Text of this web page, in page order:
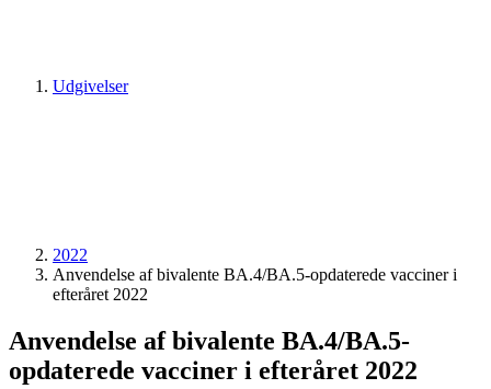
Udgivelser
2022
Anvendelse af bivalente BA.4/BA.5-opdaterede vacciner i
efteråret 2022
Anvendelse af bivalente BA.4/BA.5-
opdaterede vacciner i efteråret 2022